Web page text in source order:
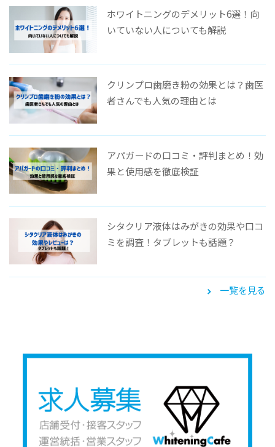
ホワイトニングのデメリット6選！向
いていない人についても解説
クリンプロ歯磨き粉の効果とは？歯医
者さんでも人気の理由とは
アパガードの口コミ・評判まとめ！効
果と使用感を徹底検証
シタクリア液体はみがきの効果や口コ
ミを調査！タブレットも話題？
一覧を見る